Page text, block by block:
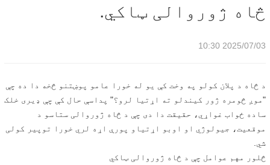
څاه ژوروالی ټاکي.
2025/07/03 10:30
د څاه د پلان کولو په وخت کې یو له خورا عامو پوښتنو څخه دا ده چې
"موږ څومره ژور کیندلو ته اړتیا لرو؟" پداسې حال کې چې ډیری خلک
ساده ځواب غواړي، حقیقت دا دی چې د څاه ژوروالی ستاسو د
موقعیت، جیولوژي او اوبو اړتیاو پورې اړه لري خورا توپیر کولی
شي.
څلور مهم عوامل چې د څاه ژوروالی ټاکي